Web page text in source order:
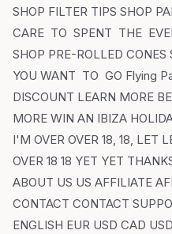
SHOP FILTER TIPS SHOP
CARE TO SPENT THE
SHOP PRE-ROLLED
YOU WANT TO GO Flying
DISCOUNT LEARN MORE
MORE WIN AN IBIZA
I'M OVER OVER 18, 18, LET
OVER 18 18 YET YET
ABOUT US US AFFILIATE
CONTACT CONTACT
ENGLISH EUR USD CAD